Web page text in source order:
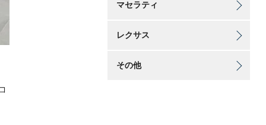
マセラティ
レクサス
その他